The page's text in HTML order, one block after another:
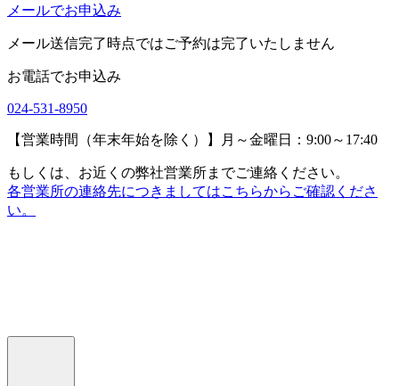
メールでお申込み
メール送信完了時点ではご予約は完了いたしません
お電話でお申込み
024-531-8950
【営業時間（年末年始を除く）】月～金曜日：9:00～17:40
もしくは、お近くの弊社営業所までご連絡ください。
各営業所の連絡先につきましてはこちらからご確認くださ
い。